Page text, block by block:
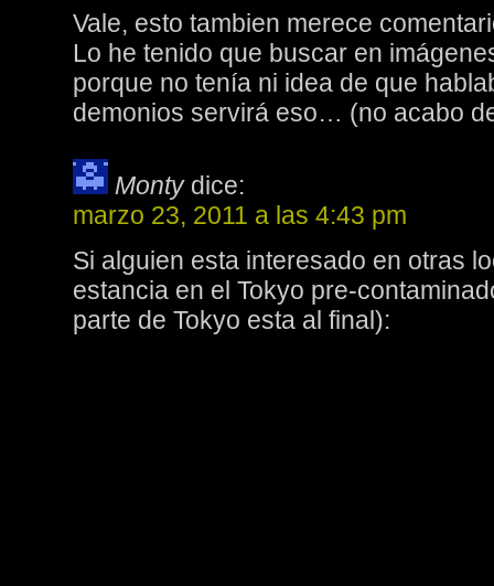
Vale, esto tambien merece
Lo he tenido que buscar en
porque no tenía ni idea de que
demonios servirá eso… (no acabo
Monty dice:
marzo 23, 2011 a las 4:43 pm
Si alguien esta interesado en otras
estancia en el Tokyo pre-
parte de Tokyo esta al final):